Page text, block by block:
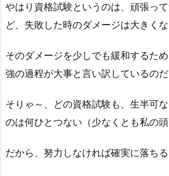
やはり資格試験というのは、頑張っ
ど、失敗した時のダメージは大きくな
そのダメージを少しでも緩和するた
強の過程が大事と言い訳しているのだ
そりゃ～、どの資格試験も、生半可
のは何ひとつない（少なくとも私の頭
だから、努力しなければ確実に落ちる